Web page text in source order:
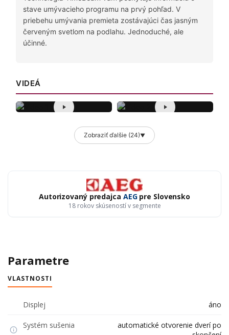
stave umývacieho programu na prvý pohľad. V
priebehu umývania premieta zostávajúci čas jasným
červeným svetlom na podlahu. Jednoduché, ale
účinné.
VIDEÁ
Zobraziť ďalšie (24)▼
Autorizovaný predajca AEGpre Slovensko
18 rokov skúseností v segmente
Parametre
VLASTNOSTI
Displej áno
Systém sušenia
automatické otvorenie dverí po